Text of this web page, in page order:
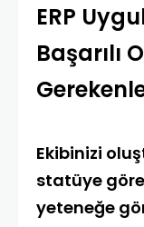
ERP
Başarılı
Ekibinizi
statüye
yeteneğe